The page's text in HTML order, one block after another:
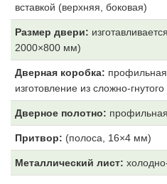
вставкой (верхняя, боковая)
Размер двери:
2000×800 мм)
Дверная коробка:
изготовление из сложно-
Дверное полотно:
Притвор: (полоса, 16×4 мм)
Металлический лист: